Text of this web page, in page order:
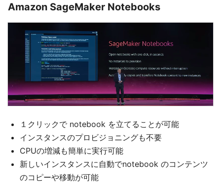
Amazon SageMaker Notebooks
１クリックで notebook を立てることが可能
インスタンスのプロビジョニングも不要
CPUの増減も簡単に実行可能
新しいインスタンスに自動でnotebook のコンテンツ
のコピーや移動が可能